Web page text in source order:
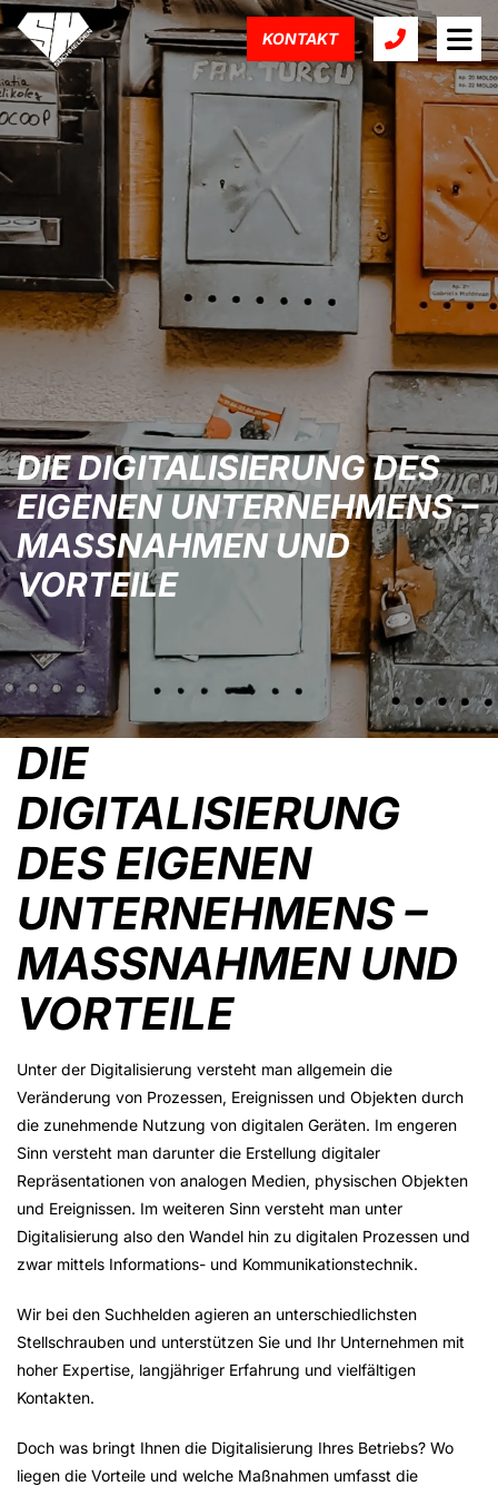
KONTAKT
DIE DIGITALISIERUNG DES
EIGENEN UNTERNEHMENS –
MASSNAHMEN UND V
ORTEILE
DIE
DIGITALISIERUNG
DES EIGENEN
UNTERNEHMENS –
MASSNAHMEN UND V
ORTEILE
Unter der Digitalisierung versteht man allgemein die
Veränderung von Prozessen, Ereignissen und Objekten durch
die zunehmende Nutzung von digitalen Geräten. Im engeren
Sinn versteht man darunter die Erstellung digitaler
Repräsentationen von analogen Medien, physischen Objekten
und Ereignissen. Im weiteren Sinn versteht man unter
Digitalisierung also den Wandel hin zu digitalen Prozessen und
zwar mittels Informations- und Kommunikationstechnik.
Wir bei den Suchhelden agieren an unterschiedlichsten
Stellschrauben und unterstützen Sie und Ihr Unternehmen mit
hoher Expertise, langjähriger Erfahrung und vielfältigen
Kontakten.
Doch was bringt Ihnen die Digitalisierung Ihres Betriebs? Wo
liegen die Vorteile und welche Maßnahmen umfasst die